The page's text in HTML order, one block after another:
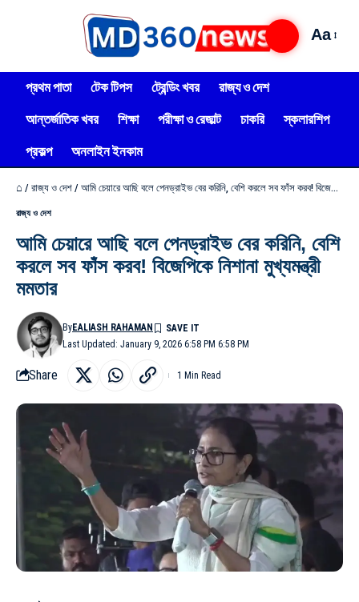
Aa
প্রথম পাতা টেক টিপস ট্রেন্ডিং খবর
রাজ্য ও দেশ
আন্তর্জাতিক খবর
শিক্ষা পরীক্ষা ও রেজাল্ট চাকরি
স্কলারশিপ
প্রকল্প
অনলাইন ইনকাম
⌂ / রাজ্য ও দেশ / আমি চেয়ারে আছি বলে পেনড্রাইভ বের করিনি, বেশি করলে সব ফাঁস করব! বিজেপিকে নিশানা মুখ্যমন্ত্রী মমতার
রাজ্য ও দেশ
আমি চেয়ারে আছি বলে পেনড্রাইভ বের করিনি, বেশি
করলে সব ফাঁস করব! বিজেপিকে নিশানা মুখ্যমন্ত্রী
মমতার
Last Updated: January 9, 2026 6:58 PM 6:58 PM
ByEALIASH RAHAMAN
Share 1 Min Read